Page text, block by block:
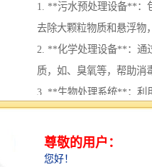
1. **污水预处理设备**：
去除大颗粒物质和悬浮物
2. **化学处理设备**：通
质，如、臭氧等，帮助消
3. **生物处理系统**：利
常见的有活性污泥法和生
4. **过滤系统**：采用砂
杂质和异味，提高水的清